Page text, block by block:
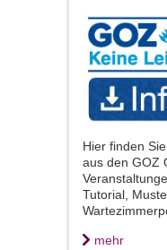
Hier finden
aus den GOZ
Tutorial,
mehr